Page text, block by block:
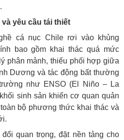
yêu cầu tái thiết
cá nục Chile rơi vào khủng
bao gồm khai thác quá mức
phân mảnh, thiếu phối hợp giữa
Dương và tác động bất thường
như ENSO (El Niño – La
sinh sản khiến cơ quan quản
bộ phương thức khai thác và
quan trọng, đặt nền tảng cho